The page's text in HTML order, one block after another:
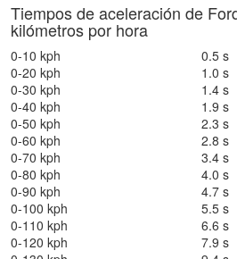
Tiempos de aceleración de
kilómetros por hora
0-10 kph
0.5 s
0-20 kph
1.0 s
0-30 kph
1.4 s
0-40 kph
1.9 s
0-50 kph
2.3 s
0-60 kph
2.8 s
0-70 kph
3.4 s
0-80 kph
4.0 s
0-90 kph
4.7 s
0-100 kph
5.5 s
0-110 kph
6.6 s
0-120 kph
7.9 s